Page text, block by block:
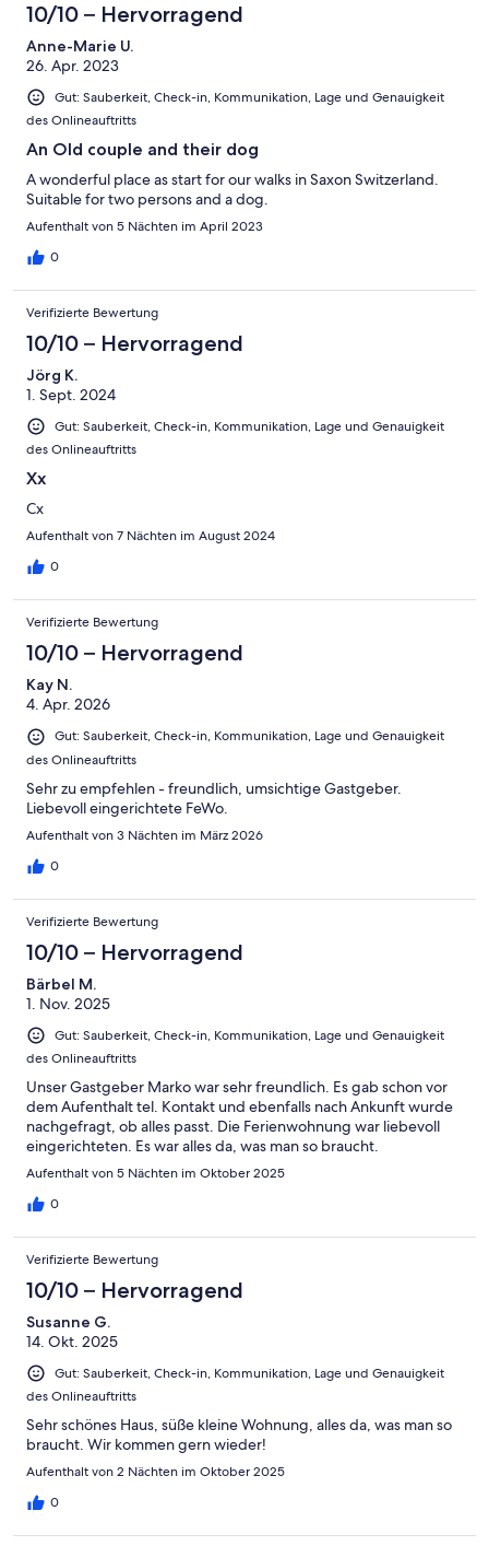
10/10 – Hervorragend
Anne-Marie U.
26. Apr. 2023
Gut: Sauberkeit, Check-in, Kommunikation, Lage und Genauigkeit
des Onlineauftritts
An Old couple and their dog
A wonderful place as start for our walks in Saxon Switzerland.
Suitable for two persons and a dog.
Aufenthalt von 5 Nächten im April 2023
0
Verifizierte Bewertung
10/10 – Hervorragend
Jörg K.
1. Sept. 2024
Gut: Sauberkeit, Check-in, Kommunikation, Lage und Genauigkeit
des Onlineauftritts
Xx
Cx
Aufenthalt von 7 Nächten im August 2024
0
Verifizierte Bewertung
10/10 – Hervorragend
Kay N.
4. Apr. 2026
Gut: Sauberkeit, Check-in, Kommunikation, Lage und Genauigkeit
des Onlineauftritts
Sehr zu empfehlen - freundlich, umsichtige Gastgeber.
Liebevoll eingerichtete FeWo.
Aufenthalt von 3 Nächten im März 2026
0
Verifizierte Bewertung
10/10 – Hervorragend
Bärbel M.
1. Nov. 2025
Gut: Sauberkeit, Check-in, Kommunikation, Lage und Genauigkeit
des Onlineauftritts
Unser Gastgeber Marko war sehr freundlich. Es gab schon vor
dem Aufenthalt tel. Kontakt und ebenfalls nach Ankunft wurde
nachgefragt, ob alles passt. Die Ferienwohnung war liebevoll
eingerichteten. Es war alles da, was man so braucht.
Aufenthalt von 5 Nächten im Oktober 2025
0
Verifizierte Bewertung
10/10 – Hervorragend
Susanne G.
14. Okt. 2025
Gut: Sauberkeit, Check-in, Kommunikation, Lage und Genauigkeit
des Onlineauftritts
Sehr schönes Haus, süße kleine Wohnung, alles da, was man so
braucht. Wir kommen gern wieder!
Aufenthalt von 2 Nächten im Oktober 2025
0